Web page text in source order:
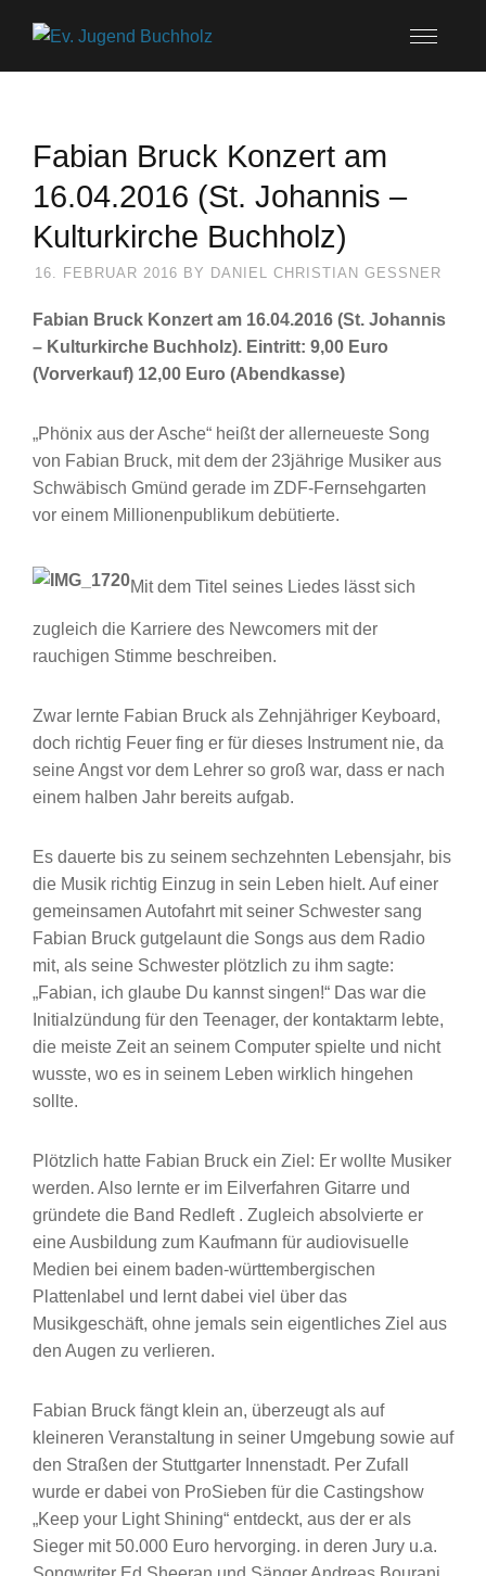
Fabian Bruck Konzert am
16.04.2016 (St. Johannis –
Kulturkirche Buchholz)
16. FEBRUAR 2016 BY DANIEL CHRISTIAN GESSNER
Fabian Bruck Konzert am 16.04.2016 (St. Johannis
– Kulturkirche Buchholz). Eintritt: 9,00 Euro
(Vorverkauf) 12,00 Euro (Abendkasse)
„Phönix aus der Asche“ heißt der allerneueste Song
von Fabian Bruck, mit dem der 23jährige Musiker aus
Schwäbisch Gmünd gerade im ZDF-Fernsehgarten
vor einem Millionenpublikum debütierte.
Mit dem Titel seines Liedes lässt sich
zugleich die Karriere des Newcomers mit der
rauchigen Stimme beschreiben.
Zwar lernte Fabian Bruck als Zehnjähriger Keyboard,
doch richtig Feuer fing er für dieses Instrument nie, da
seine Angst vor dem Lehrer so groß war, dass er nach
einem halben Jahr bereits aufgab.
Es dauerte bis zu seinem sechzehnten Lebensjahr, bis
die Musik richtig Einzug in sein Leben hielt. Auf einer
gemeinsamen Autofahrt mit seiner Schwester sang
Fabian Bruck gutgelaunt die Songs aus dem Radio
mit, als seine Schwester plötzlich zu ihm sagte:
„Fabian, ich glaube Du kannst singen!“ Das war die
Initialzündung für den Teenager, der kontaktarm lebte,
die meiste Zeit an seinem Computer spielte und nicht
wusste, wo es in seinem Leben wirklich hingehen
sollte.
Plötzlich hatte Fabian Bruck ein Ziel: Er wollte Musiker
werden. Also lernte er im Eilverfahren Gitarre und
gründete die Band Redleft . Zugleich absolvierte er
eine Ausbildung zum Kaufmann für audiovisuelle
Medien bei einem baden-württembergischen
Plattenlabel und lernt dabei viel über das
Musikgeschäft, ohne jemals sein eigentliches Ziel aus
den Augen zu verlieren.
Fabian Bruck fängt klein an, überzeugt als auf
kleineren Veranstaltung in seiner Umgebung sowie auf
den Straßen der Stuttgarter Innenstadt. Per Zufall
wurde er dabei von ProSieben für die Castingshow
„Keep your Light Shining“ entdeckt, aus der er als
Sieger mit 50.000 Euro hervorging. in deren Jury u.a.